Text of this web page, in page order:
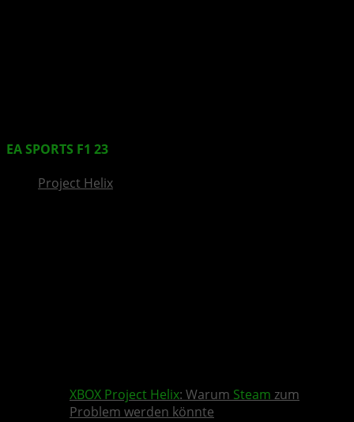
EA SPORTS F1 23
Project Helix
XBOX Project Helix: Warum Steam zum
Problem werden könnte